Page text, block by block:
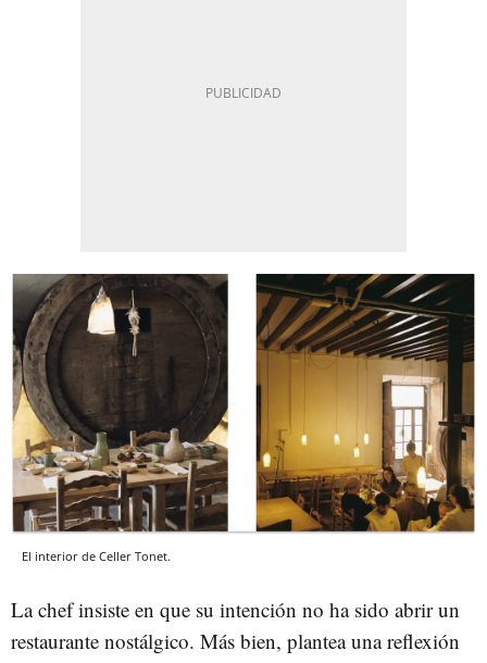
El interior de Celler Tonet.
La chef insiste en que su intención no ha sido abrir un
restaurante nostálgico. Más bien, plantea una reflexión